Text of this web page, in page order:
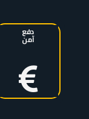
دفع
آمن